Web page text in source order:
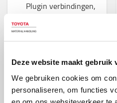
Deze website maakt gebruik
We gebruiken cookies om
personaliseren, om functies
Plugin verbindingen,
een verstelbare
beugel
schakelmodustechnologie
behoudt uw batterij
en zorgt ervoor dat